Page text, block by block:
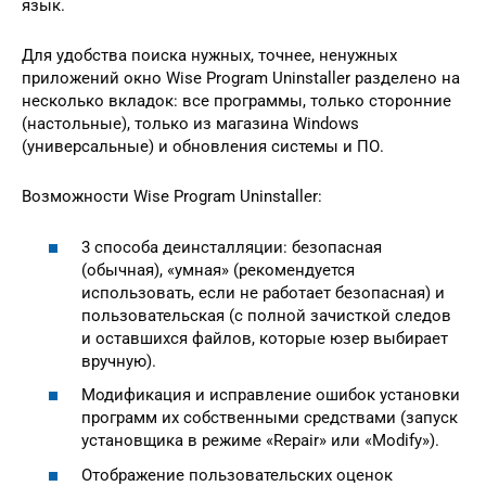
язык.
Для удобства поиска нужных, точнее, ненужных
приложений окно Wise Program Uninstaller разделено на
несколько вкладок: все программы, только сторонние
(настольные), только из магазина Windows
(универсальные) и обновления системы и ПО.
Возможности Wise Program Uninstaller:
3 способа деинсталляции: безопасная
(обычная), «умная» (рекомендуется
использовать, если не работает безопасная) и
пользовательская (с полной зачисткой следов
и оставшихся файлов, которые юзер выбирает
вручную).
Модификация и исправление ошибок установки
программ их собственными средствами (запуск
установщика в режиме «Repair» или «Modify»).
Отображение пользовательских оценок